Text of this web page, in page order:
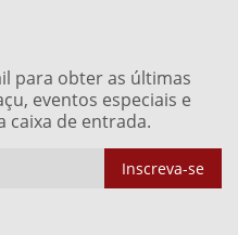
para obter as últimas
eventos especiais e
caixa de entrada.
Inscreva-se